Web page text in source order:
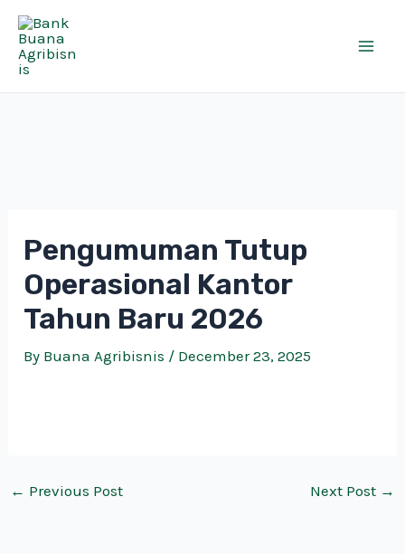
Skip
content
Pengumuman Tutup
Operasional Kantor
Tahun Baru 2026
By Buana Agribisnis / December 23, 2025
← Previous Post Next Post →